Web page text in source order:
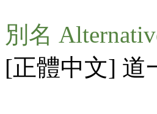
別名
[正體中文] 道